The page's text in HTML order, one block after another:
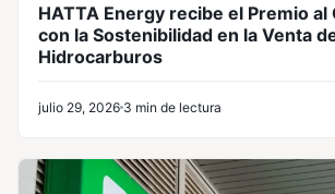
HATTA Energy recibe el Premio
con la Sostenibilidad en la Venta
Hidrocarburos
julio 29, 2026 3 min de lectura